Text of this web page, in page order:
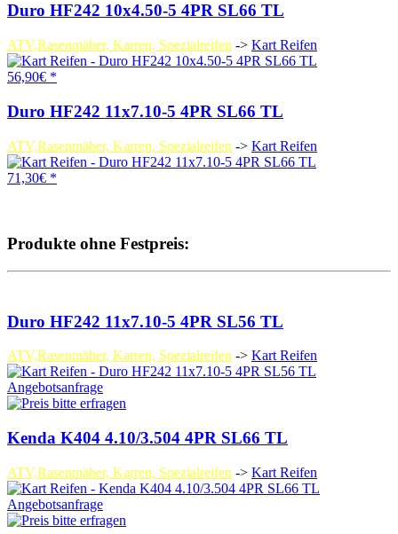
Duro HF242 10x4.50-5 4PR SL66 TL
ATV,Rasenmäher, Karren, Spezialreifen -> Kart Reifen
56,90€ *
Duro HF242 11x7.10-5 4PR SL66 TL
ATV,Rasenmäher, Karren, Spezialreifen -> Kart Reifen
71,30€ *
Produkte ohne Festpreis:
Duro HF242 11x7.10-5 4PR SL56 TL
ATV,Rasenmäher, Karren, Spezialreifen -> Kart Reifen
Angebotsanfrage
Kenda K404 4.10/3.504 4PR SL66 TL
ATV,Rasenmäher, Karren, Spezialreifen -> Kart Reifen
Angebotsanfrage